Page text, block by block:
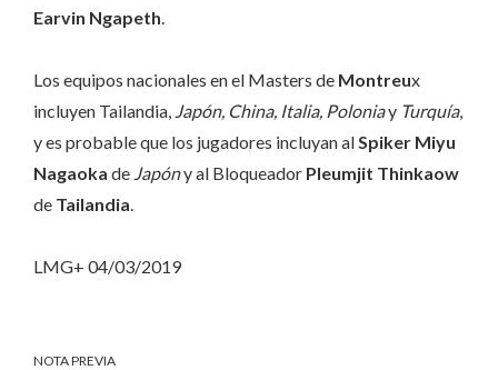
Earvin Ngapeth.
Los equipos nacionales en el Masters de Montreux
incluyen Tailandia, Japón, China, Italia, Poloniay Turquía,
y es probable que los jugadores incluyan alSpiker Miyu
Nagaoka de Japóny al Bloqueador Pleumjit Thinkaow
de Tailandia.
LMG+ 04/03/2019
NOTA PREVIA